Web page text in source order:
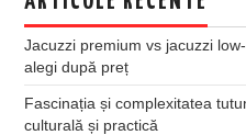
Jacuzzi premium vs jacuzzi
alegi după preț
Fascinația și complexitatea
culturală și practică